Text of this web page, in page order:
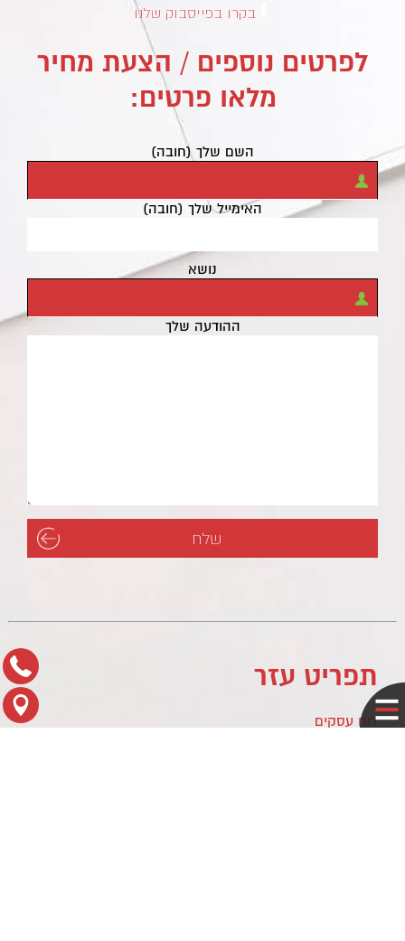
בקרו בפייסבוק שלנו
לפרטים נוספים / הצעת מחיר
מלאו פרטים:
השם שלך (חובה)
האימייל שלך (חובה)
נושא
ההודעה שלך
תפריט עזר
לוח עסקים